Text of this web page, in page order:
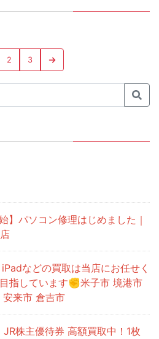
投
稿
ー
り
Page
2 Page
3
Next
page
】パソコン修理はじめました｜
などの買取は当店にお任せく
指しています✊米子市 境港市
来市 倉吉市
JR株主優待券 高額買取中！1枚